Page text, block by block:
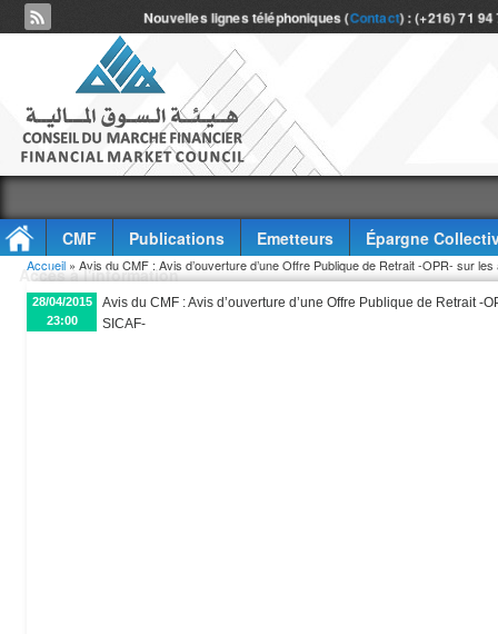
Nouvelles lignes téléphoniques (Contact) : (+216) 71
CMF Publications Emetteurs
Épargne
Accès à l'information
Vous êtes ici
Accueil » Avis du CMF : Avis d’ouverture d’une Offre Publique de Retrait -OPR- sur
28/04/2015
23:00
Avis du CMF : Avis d’ouverture d’une Offre Publique de Retrait
SICAF-